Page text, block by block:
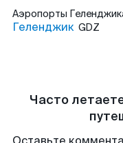
Аэропорты
Геленджик GDZ
Часто